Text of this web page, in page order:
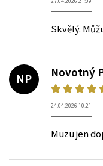
Skvělý.
NP
Novotný
24.04.2026 10:21
Muzu jen